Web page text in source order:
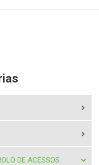
DE ACESSOS